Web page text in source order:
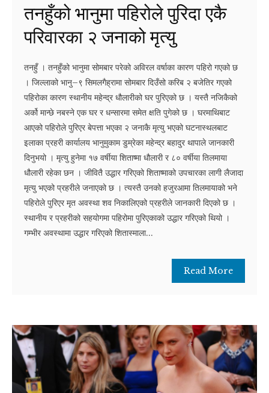
तनहुँको भानुमा पहिरोले पुरिदा एकै
परिवारका २ जनाको मृत्यु
तनहुँ । तनहुँको भानुमा सोमबार परेको अविरल वर्षाका कारण पहिरो गएको छ
। जिल्लाको भानु–९ सिमलगैह्रामा सोमबार दिउँसो करिब २ बजेतिर गएको
पहिरोका कारण स्थानीय महेन्द्र धौलारीको घर पुरिएको छ । यस्तै नजिकैको
अर्को मान्छे नबस्ने एक घर र धन्सारमा समेत क्षति पुगेको छ । घरमाथिबाट
आएको पहिरोले पुरिएर बेपत्ता भएका २ जनाकै मृत्यु भएको घटनास्थलबाट
इलाका प्रहरी कार्यालय भानुमुकाम डुम्रेका महेन्द्र बहादुर थापाले जानकारी
दिनुभयो । मृत्यु हुनेमा १७ वर्षीया शिताष्मा धौलारी र ८० वर्षीया तिलमाया
धौलारी रहेका छन । जीवितै उद्धार गरिएको शिताष्माको उपचारका लागी लैजादा
मृत्यु भएको प्रहरीले जनाएको छ । त्यस्तै उनको हजुरआमा तिलमायाको भने
पहिरोले पुरिएर मृत अवस्था शव निकालिएको प्रहरीले जानकारी दिएको छ ।
स्थानीय र प्रहरीको सहयोगमा पहिरोमा पुरिएकाको उद्धार गरिएको थियो ।
गम्भीर अवस्थामा उद्धार गरिएको शितास्माला...
Read More